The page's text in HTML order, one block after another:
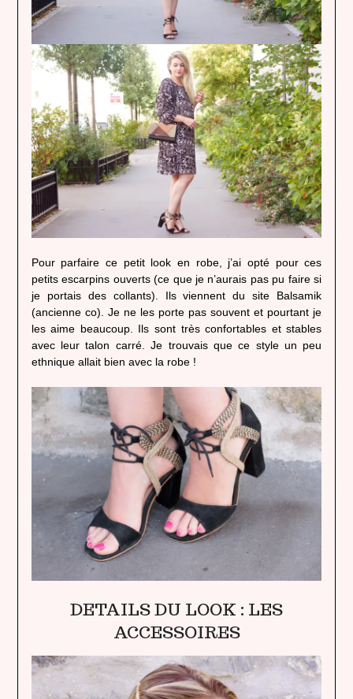
Pour parfaire ce petit look en robe, j’ai opté pour ces
petits escarpins ouverts (ce que je n’aurais pas pu faire si
je portais des collants). Ils viennent du site Balsamik
(ancienne co). Je ne les porte pas souvent et pourtant je
les aime beaucoup. Ils sont très confortables et stables
avec leur talon carré. Je trouvais que ce style un peu
ethnique allait bien avec la robe !
DETAILS DU LOOK : LES
ACCESSOIRES